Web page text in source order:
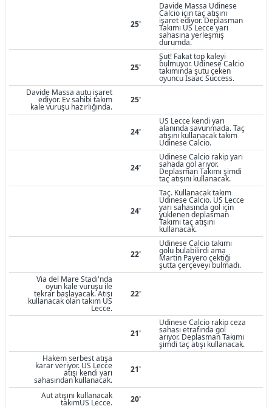
25'
Davide Massa Udinese
Calcio için taç atışını
işaret ediyor. Deplasman
Takımı US Lecce yarı
sahasına yerleşmiş
durumda.
25'
Şut! Fakat top kaleyi
bulmuyor. Udinese Calcio
takımında şutu çeken
oyuncu Isaac Success.
Davide Massa autu işaret
ediyor. Ev sahibi takım
kale vuruşu hazırlığında.
25'
24'
US Lecce kendi yarı
alanında savunmada. Taç
atışını kullanacak takım
Udinese Calcio.
24'
Udinese Calcio rakip yarı
sahada gol arıyor.
Deplasman Takımı şimdi
taç atışını kullanacak.
24'
Taç. Kullanacak takım
Udinese Calcio. US Lecce
yarı sahasında gol için
yüklenen deplasman
Takımı taç atışını
kullanacak.
22'
Udinese Calcio takımı
golü bulabilirdi ama
Martin Payero çektiği
şutta çerçeveyi bulmadı.
Via del Mare Stadı'nda
oyun kale vuruşu ile
tekrar başlayacak. Atışı
kullanacak olan takım US
Lecce.
22'
21'
Udinese Calcio rakip ceza
sahası etrafında gol
arıyor. Deplasman Takımı
şimdi taç atışı kullanacak.
Hakem serbest atışa
karar veriyor. US Lecce
atışı kendi yarı
sahasından kullanacak.
21'
Aut atışını kullanacak
takımUS Lecce.
20'